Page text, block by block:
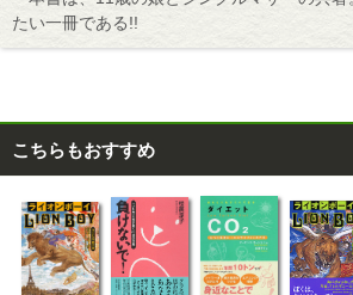
たい一冊である!!
こちらもおすすめ